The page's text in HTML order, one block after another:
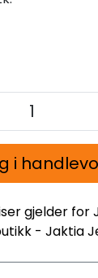
i
gjelder for
- Jaktia